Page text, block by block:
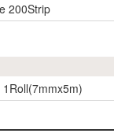
200Strip